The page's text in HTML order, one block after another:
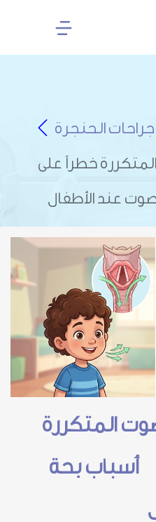
الحنجرة
خطراً على
عند الأطفال
المتكررة
أسباب بحة